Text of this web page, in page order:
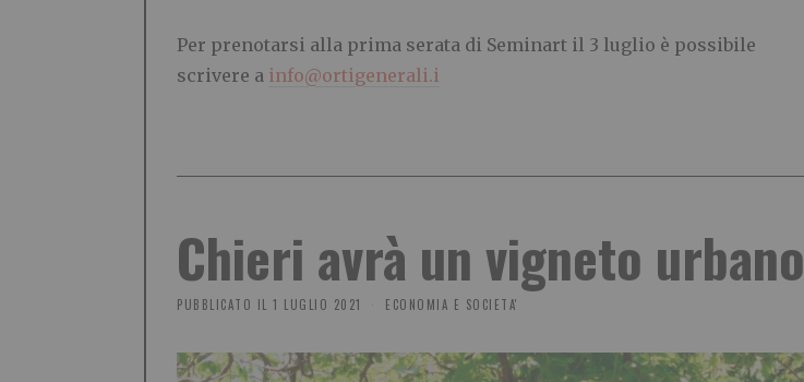
Per prenotarsi alla prima serata di Seminart il 3 luglio è possibile
scrivere a info@ortigenerali.i
Chieri avrà un vigneto urbano
PUBBLICATO IL 1 LUGLIO 2021 ECONOMIA E SOCIETA'